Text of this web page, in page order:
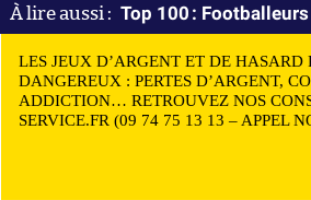
Top 100 :
LES JEUX D’ARGENT ET DE HASARD
DANGEREUX : PERTES D’ARGENT,
ADDICTION… RETROUVEZ NOS
SERVICE.FR (09 74 75 13 13 – APPEL